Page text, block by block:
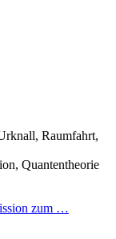
Raumfahrt,
Quantentheorie
zum …